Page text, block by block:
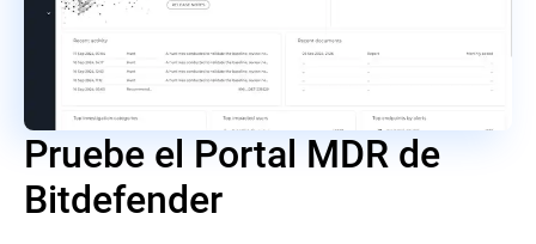
Pruebe el Portal MDR de
Bitdefender